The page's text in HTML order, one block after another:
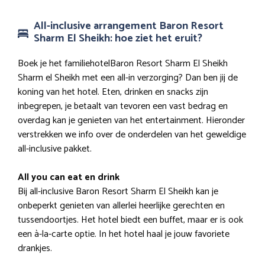
All-inclusive arrangement Baron Resort
Sharm El Sheikh: hoe ziet het eruit?
Boek je het familiehotelBaron Resort Sharm El Sheikh
Sharm el Sheikh met een all-in verzorging? Dan ben jij de
koning van het hotel. Eten, drinken en snacks zijn
inbegrepen, je betaalt van tevoren een vast bedrag en
overdag kan je genieten van het entertainment. Hieronder
verstrekken we info over de onderdelen van het geweldige
all-inclusive pakket.
All you can eat en drink
Bij all-inclusive Baron Resort Sharm El Sheikh kan je
onbeperkt genieten van allerlei heerlijke gerechten en
tussendoortjes. Het hotel biedt een buffet, maar er is ook
een à-la-carte optie. In het hotel haal je jouw favoriete
drankjes.